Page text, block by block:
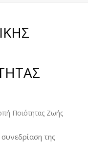
Ποιότητας Ζωής
της